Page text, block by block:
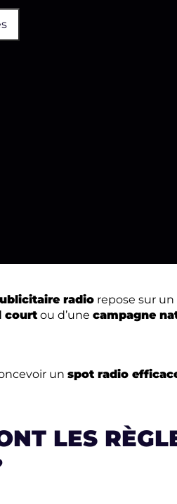
radio repose sur un
courtou d’une campagne
un spot radio
LES